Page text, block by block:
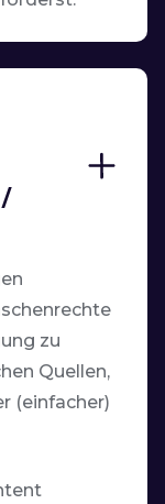
zu
Quellen,
(einfacher)